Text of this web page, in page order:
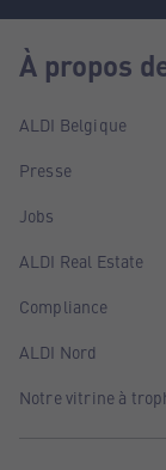
À propos
ALDI Belgique
Presse
Jobs
ALDI Real Estate
Compliance
ALDI Nord
Notre vitrine à